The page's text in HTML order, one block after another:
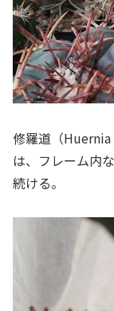
修羅道（
は、フレーム内
続ける。